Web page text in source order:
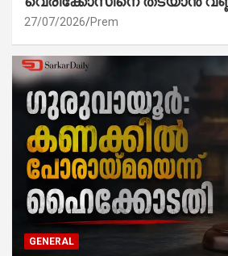
27/07/2026 Prem
GENERAL